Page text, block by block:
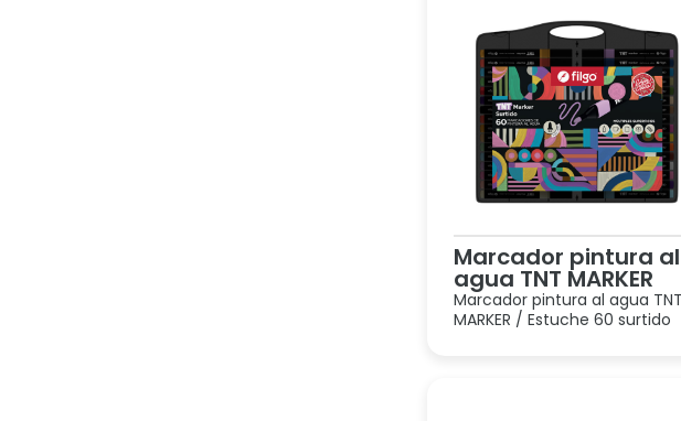
Marcador pintura al
agua TNT MARKER
Marcador pintura al agua TNT
MARKER / Estuche 60 surtido